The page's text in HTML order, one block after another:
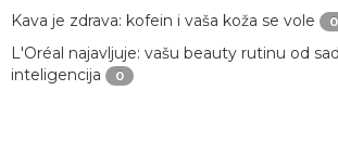
Kava je zdrava: kofein i vaša koža se vole 0
L'Oréal najavljuje: vašu beauty rutinu od
inteligencija
0